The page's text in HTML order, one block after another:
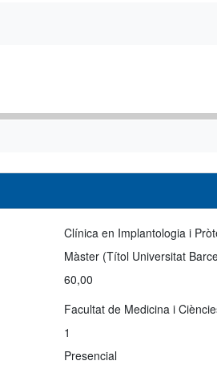
Clínica en Implantologia i
Màster (Títol Universitat
60,00
Facultat de Medicina i
1
Presencial